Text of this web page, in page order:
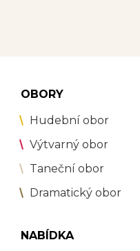
OBORY
Hudební obor
Výtvarný obor
Taneční obor
Dramatický obor
NABÍDKA